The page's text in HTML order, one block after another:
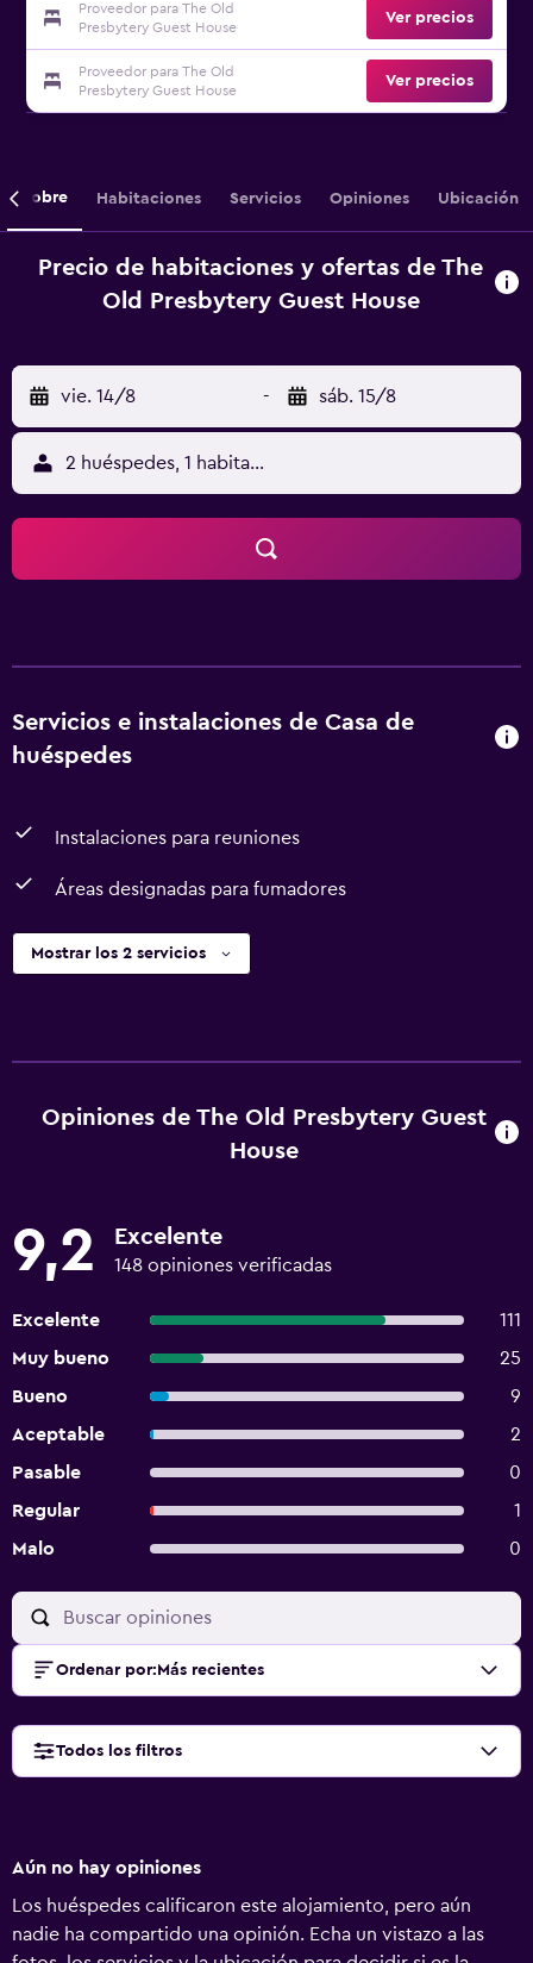
Proveedor para The Old
Presbytery Guest House
Ver precios
Proveedor para The Old
Presbytery Guest House
Ver precios
Sobre Habitaciones Servicios Opiniones Ubicación
Precio de habitaciones y ofertas de The
Old Presbytery Guest House
vie. 14/8 - sáb. 15/8
2 huéspedes, 1 habitación
Servicios e instalaciones de Casa de
huéspedes
Instalaciones para reuniones
Áreas designadas para fumadores
Mostrar los 2 servicios
Opiniones de The Old Presbytery Guest
House
9,2 Excelente
148 opiniones verificadas
Excelente
111
Muy bueno
25
Bueno
9
Aceptable
2
Pasable
0
Regular
1
Malo
0
Ordenar por: Más recientes
Todos los filtros
Aún no hay opiniones
Los huéspedes calificaron este alojamiento, pero aún
nadie ha compartido una opinión. Echa un vistazo a las